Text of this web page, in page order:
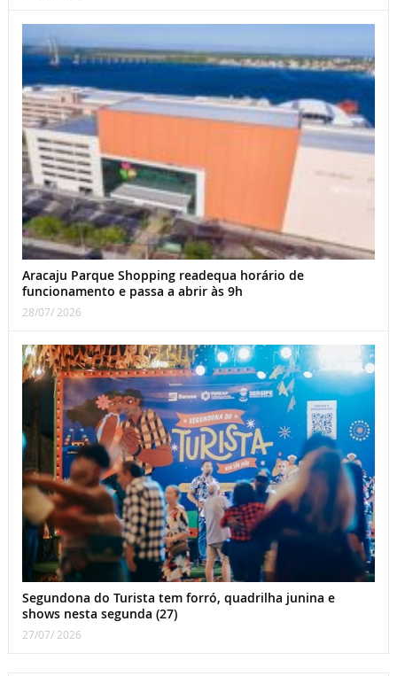
Aracaju Parque Shopping readequa horário de
funcionamento e passa a abrir às 9h
28/07/ 2026
Segundona do Turista tem forró, quadrilha junina e
shows nesta segunda (27)
27/07/ 2026